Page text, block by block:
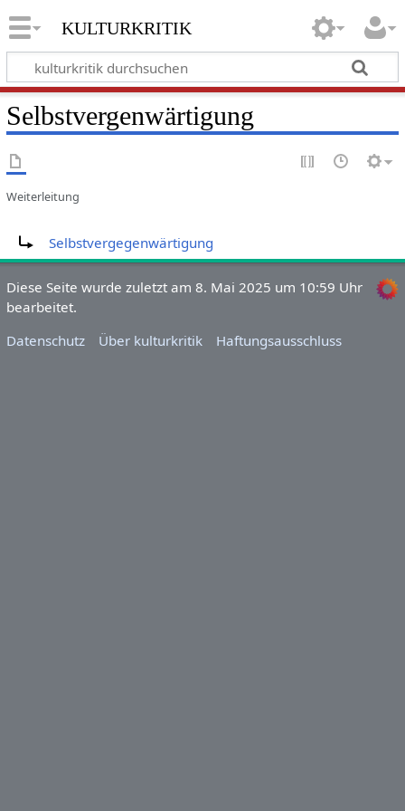
kulturkritik
Selbstvergenwärtigung
Weiterleitung
Selbstvergegenwärtigung
Diese Seite wurde zuletzt am 8. Mai 2025 um 10:59 Uhr
bearbeitet.
Datenschutz
Über kulturkritik Haftungsausschluss